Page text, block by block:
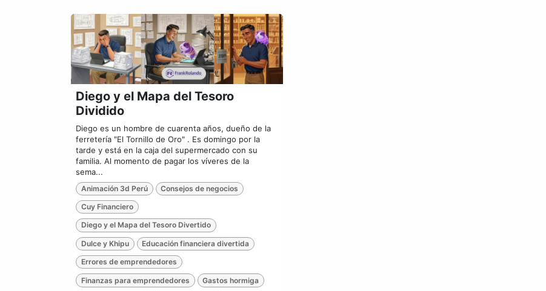
Diego y el Mapa del Tesoro
Dividido
Diego es un hombre de cuarenta años, dueño de la
ferretería "El Tornillo de Oro" . Es domingo por la
tarde y está en la caja del supermercado con su
familia. Al momento de pagar los víveres de la
sema...
Animación 3d Perú Consejos de negocios
Cuy Financiero
Diego y el Mapa del Tesoro Divertido
Dulce y Khipu Educación financiera divertida
Errores de emprendedores
Finanzas para emprendedores Gastos hormiga